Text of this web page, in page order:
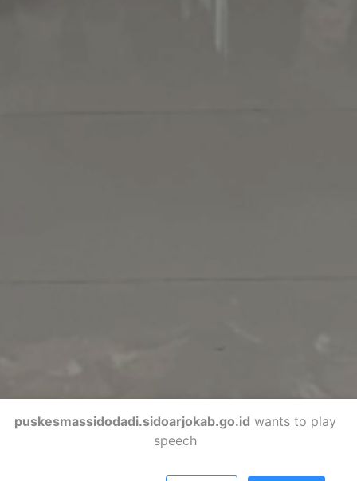
puskesmassidodadi.sidoarjokab.go.id wants to play
speech